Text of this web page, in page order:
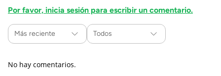
Por favor, inicia sesión para escribir un comentario.
Más reciente Todos
No hay comentarios.